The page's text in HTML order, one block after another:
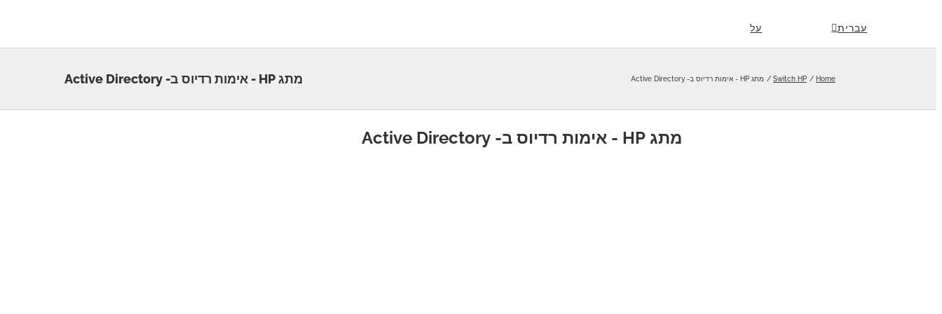
על עברית
מתג HP - אימות רדיוס ב- Active Directory Home
Switch HP מתג HP - אימות רדיוס ב- Active Directory
מתג HP - אימות רדיוס ב- Active Directory